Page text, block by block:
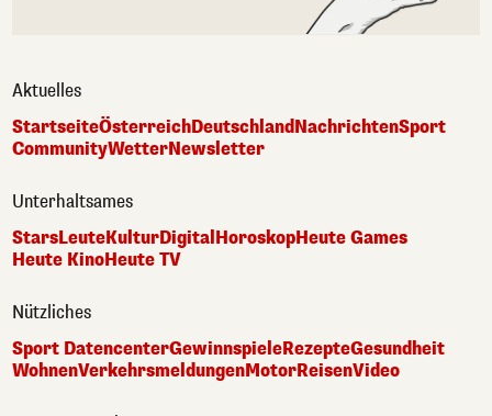
Aktuelles
StartseiteÖsterreichDeutschlandNachrichtenSport
CommunityWetterNewsletter
Unterhaltsames
StarsLeuteKulturDigital HoroskopHeute Games
Heute KinoHeute TV
Nützliches
Sport DatencenterGewinnspieleRezepteGesundheit
WohnenVerkehrsmeldungenMotorReisenVideo